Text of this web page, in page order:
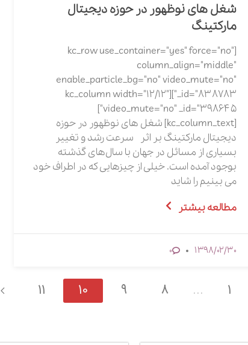
شغل های نوظهور در حوزه دیجیتال
مارکتینگ
[kc_row use_container="yes" force="no"
column_align="middle"
enable_particle_bg="no" video_mute="no"
_id="838783"][kc_column width="12/12"
video_mute="no" _id="398645"]
[kc_column_text] شغل های نوظهور در حوزه
دیجیتال مارکتینگ بر اثر سرعت رشد و تغییر
بسیاری از مسائل در جهان با سال‌های گذشته
بوجود آمده است. خیلی از چیزهایی که در اطراف خود
می بینیم را شاید
مطالعه بیشتر
1398/02/30
0
1
...
8
9
10
11